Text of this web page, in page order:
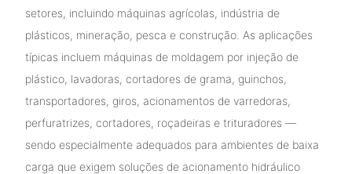
setores, incluindo máquinas agrícolas, indústria de
plásticos, mineração, pesca e construção. As aplicações
típicas incluem máquinas de moldagem por injeção de
plástico, lavadoras, cortadores de grama, guinchos,
transportadores, giros, acionamentos de varredoras,
perfuratrizes, cortadores, roçadeiras e trituradores —
sendo especialmente adequados para ambientes de baixa
carga que exigem soluções de acionamento hidráulico